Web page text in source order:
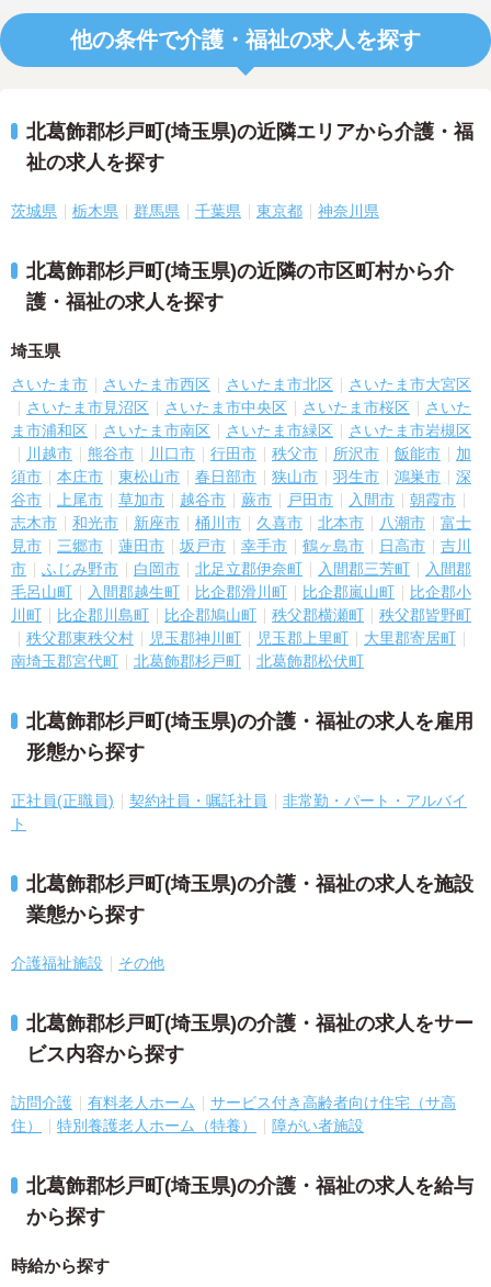
他の条件で介護・福祉の求人を探す
北葛飾郡杉戸町(埼玉県)の近隣エリアから介護・福
祉の求人を探す
茨城県 栃木県 群馬県 千葉県 東京都 神奈川県
北葛飾郡杉戸町(埼玉県)の近隣の市区町村から介
護・福祉の求人を探す
埼玉県
さいたま市 さいたま市西区 さいたま市北区
さいたま市大宮区
さいたま市見沼区
さいたま市中央区 さいたま市桜区
さいた
ま市浦和区
さいたま市南区 さいたま市緑区
さいたま市岩槻区
川越市
熊谷市 川口市 行田市 秩父市 所沢市 飯能市
加
須市
本庄市 東松山市 春日部市 狭山市 羽生市 鴻巣市
深
谷市
上尾市 草加市 越谷市 蕨市 戸田市 入間市
朝霞市
志木市
和光市 新座市 桶川市 久喜市 北本市 八潮市
富士
見市
三郷市 蓮田市 坂戸市 幸手市 鶴ヶ島市 日高市
吉川
市
ふじみ野市 白岡市 北足立郡伊奈町 入間郡三芳町
入間郡
毛呂山町
入間郡越生町 比企郡滑川町 比企郡嵐山町
比企郡小
川町
比企郡川島町 比企郡鳩山町 秩父郡横瀬町
秩父郡皆野町
秩父郡東秩父村
児玉郡神川町 児玉郡上里町
大里郡寄居町
南埼玉郡宮代町
北葛飾郡杉戸町 北葛飾郡松伏町
北葛飾郡杉戸町(埼玉県)の介護・福祉の求人を雇用
形態から探す
正社員(正職員) 契約社員・嘱託社員
非常勤・パート・アルバイ
ト
北葛飾郡杉戸町(埼玉県)の介護・福祉の求人を施設
業態から探す
介護福祉施設 その他
北葛飾郡杉戸町(埼玉県)の介護・福祉の求人をサー
ビス内容から探す
訪問介護 有料老人ホーム
サービス付き高齢者向け住宅（サ高
住）
特別養護老人ホーム（特養） 障がい者施設
北葛飾郡杉戸町(埼玉県)の介護・福祉の求人を給与
から探す
時給から探す